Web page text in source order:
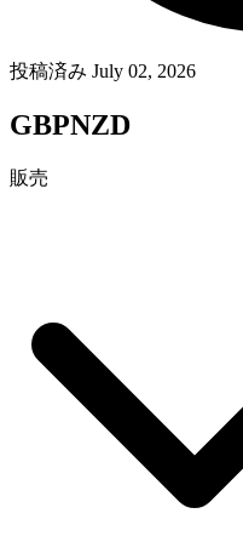
投稿済み July 02, 2026
GBPNZD
販売